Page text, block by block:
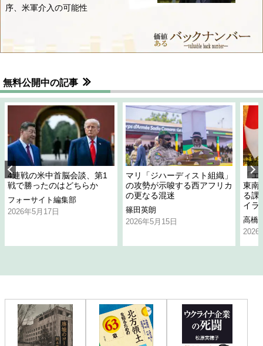
序、米軍介入の可能性
無料公開中の記事
4連戦の米中首脳会談、第1
戦で勝ったのはどちらか
フォーサイト編集部
2026年5月17日
マリ「ジハーディスト組織」
の攻勢が示唆する西アフリカ
の更なる混迷
篠田英朗
2026年5月15日
「
東南
る課
イラ
高橋
2026